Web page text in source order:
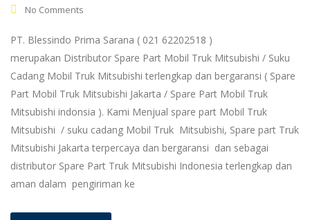
No Comments
PT. Blessindo Prima Sarana ( 021 62202518 )
merupakan Distributor Spare Part Mobil Truk Mitsubishi / Suku
Cadang Mobil Truk Mitsubishi terlengkap dan bergaransi ( Spare
Part Mobil Truk Mitsubishi Jakarta / Spare Part Mobil Truk
Mitsubishi indonsia ). Kami Menjual spare part Mobil Truk
Mitsubishi / suku cadang Mobil Truk Mitsubishi, Spare part Truk
Mitsubishi Jakarta terpercaya dan bergaransi dan sebagai
distributor Spare Part Truk Mitsubishi Indonesia terlengkap dan
aman dalam pengiriman ke